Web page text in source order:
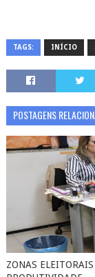
TAGS: INÍCIO
POSTAGENS
ZONAS